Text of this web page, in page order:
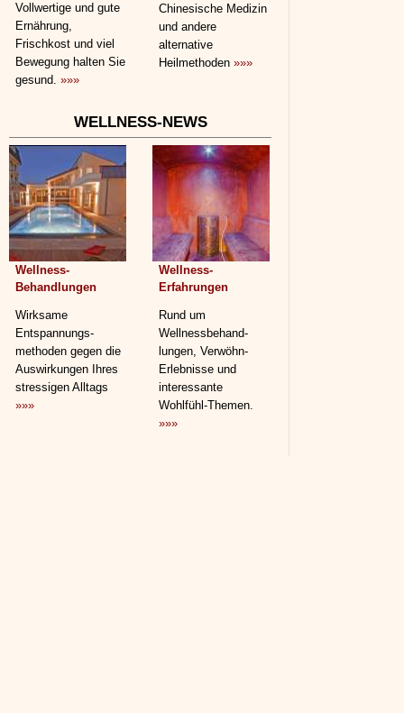
Vollwertige und gute
Ernährung,
Frischkost und viel
Bewegung halten Sie
gesund. »»»
Chinesische Medizin
und andere
alternative
Heilmethoden »»»
WELLNESS-NEWS
Wellness-
Behandlungen
Wirksame
Entspannungs­
methoden gegen die
Auswirkungen Ihres
stressigen Alltags
»»»
Wellness-
Erfahrungen
Rund um
Wellnessbehand­
lungen, Verwöhn-
Erlebnisse und
interessante
Wohlfühl-Themen.
»»»